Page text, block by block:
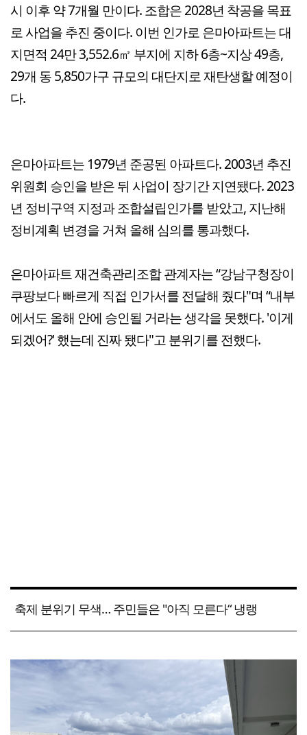
시 이후 약 7개월 만이다. 조합은 2028년 착공을 목표
로 사업을 추진 중이다. 이번 인가로 은마아파트는 대
지면적 24만 3,552.6㎡ 부지에 지하 6층~지상 49층,
29개 동 5,850가구 규모의 대단지로 재탄생할 예정이
다.
은마아파트는 1979년 준공된 아파트다. 2003년 추진
위원회 승인을 받은 뒤 사업이 장기간 지연됐다. 2023
년 정비구역 지정과 조합설립인가를 받았고, 지난해
정비계획 변경을 거쳐 올해 심의를 통과했다.
은마아파트 재건축관리조합 관계자는 “강남구청장이
쿠팡보다 빠르게 직접 인가서를 전달해 줬다"며 “내부
에서도 올해 안에 승인될 거라는 생각을 못했다. '이게
되겠어?' 했는데 진짜 됐다"고 분위기를 전했다.
축제 분위기 무색… 주민들은 "아직 모른다“ 냉랭